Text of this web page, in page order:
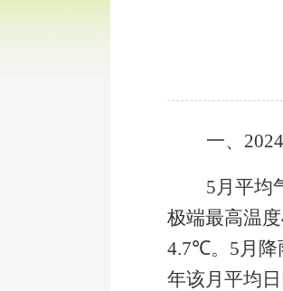
一、 2024
5月平均
极端最高温度
4.7℃。 5月降
年该月平均